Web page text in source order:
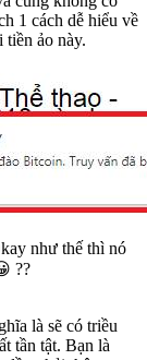
1 cách dễ hiểu về
tiền ảo này.
như thế thì nó
??
là sẽ có triều
tần tật. Bạn là